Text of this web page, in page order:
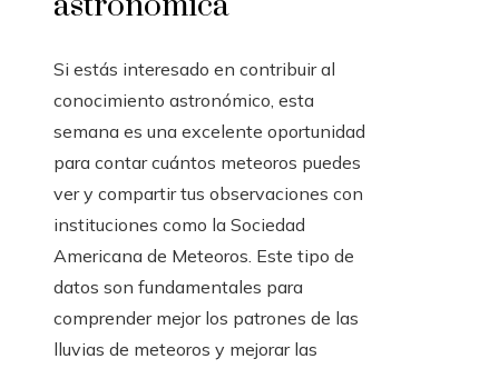
Si estás interesado en contribuir al
conocimiento astronómico, esta
semana es una excelente oportunidad
para contar cuántos meteoros puedes
ver y compartir tus observaciones con
instituciones como la Sociedad
Americana de Meteoros. Este tipo de
datos son fundamentales para
comprender mejor los patrones de las
lluvias de meteoros y mejorar las